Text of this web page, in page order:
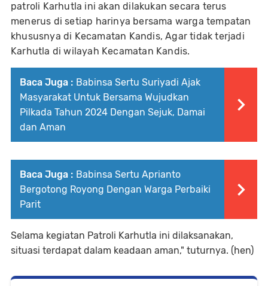
patroli Karhutla ini akan dilakukan secara terus
menerus di setiap harinya bersama warga tempatan
khususnya di Kecamatan Kandis, Agar tidak terjadi
Karhutla di wilayah Kecamatan Kandis.
Baca Juga : Babinsa Sertu Suriyadi Ajak
Masyarakat Untuk Bersama Wujudkan
Pilkada Tahun 2024 Dengan Sejuk, Damai
dan Aman
Baca Juga : Babinsa Sertu Aprianto
Bergotong Royong Dengan Warga Perbaiki
Parit
Selama kegiatan Patroli Karhutla ini dilaksanakan,
situasi terdapat dalam keadaan aman," tuturnya. (hen)